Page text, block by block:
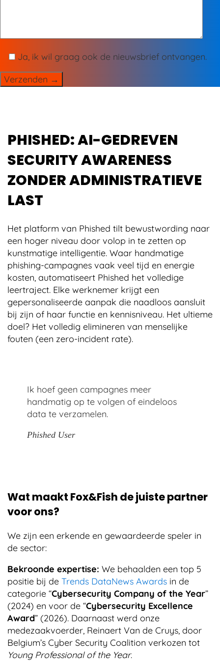
Ja, ik wil graag ook de nieuwsbrief ontvangen.
Verzenden →
PHISHED: AI-GEDREVEN
SECURITY AWARENESS
ZONDER ADMINISTRATIEVE
LAST
Het platform van Phished tilt bewustwording naar
een hoger niveau door volop in te zetten op
kunstmatige intelligentie. Waar handmatige
phishing-campagnes vaak veel tijd en energie
kosten, automatiseert Phished het volledige
leertraject. Elke werknemer krijgt een
gepersonaliseerde aanpak die naadloos aansluit
bij zijn of haar functie en kennisniveau. Het ultieme
doel? Het volledig elimineren van menselijke
fouten (een zero-incident rate).
Ik hoef geen campagnes meer
handmatig op te volgen of eindeloos
data te verzamelen.
Phished User
Wat maakt Fox&Fish de juiste partner
voor ons?
We zijn een erkende en gewaardeerde speler in
de sector:
Bekroonde expertise: We behaalden een top 5
positie bij de Trends DataNews Awards in de
categorie “Cybersecurity Company of the Year”
(2024) en voor de “Cybersecurity Excellence
Award” (2026). Daarnaast werd onze
medezaakvoerder, Reinaert Van de Cruys, door
Belgium’s Cyber Security Coalition verkozen tot
Young Professional of the Year.